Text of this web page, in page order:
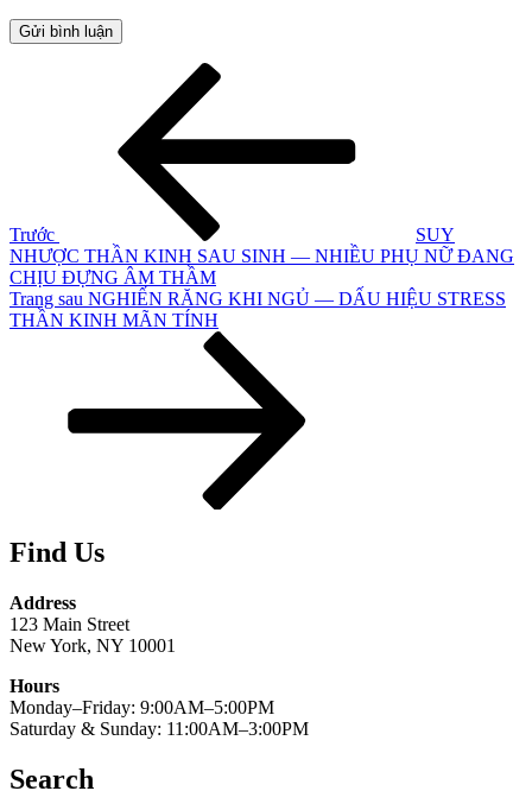
Trước
SUY
NHƯỢC THẦN KINH SAU SINH — NHIỀU PHỤ NỮ ĐANG
CHỊU ĐỰNG ÂM THẦM
Bài
tiếp
Trang sau NGHIẾN RĂNG KHI NGỦ — DẤU HIỆU STRESS
THẦN KINH MÃN TÍNH
Find Us
Address
123 Main Street
New York, NY 10001
Hours
Monday–Friday: 9:00AM–5:00PM
Saturday & Sunday: 11:00AM–3:00PM
Search